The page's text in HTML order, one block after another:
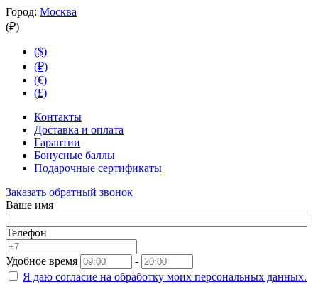
Город: Москва
(₽)
($)
(₽)
(€)
(£)
Контакты
Доставка и оплата
Гарантии
Бонусные баллы
Подарочные сертификаты
Заказать обратный звонок
Ваше имя
Телефон
Удобное время
-
Я даю согласие на обработку моих персональных данных.